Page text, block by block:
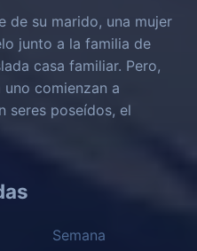
de su marido, una mujer
junto a la familia de
casa familiar. Pero,
uno comienzan a
seres poseídos, el
Semana